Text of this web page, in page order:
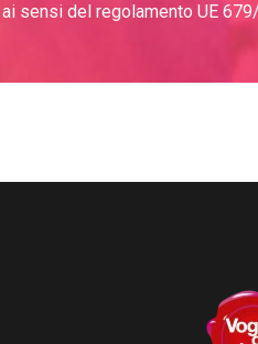
sensi del regolamento UE